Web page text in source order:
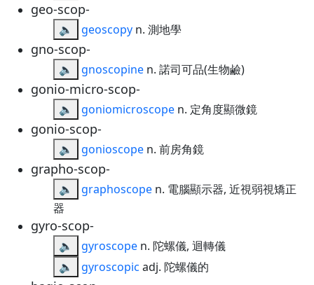
geo-scop-
🔈 geoscopy n. 測地學
gno-scop-
🔈 gnoscopine n. 諾司可品(生物鹼)
gonio-micro-scop-
🔈 goniomicroscope n. 定角度顯微鏡
gonio-scop-
🔈 gonioscope n. 前房角鏡
grapho-scop-
🔈 graphoscope n. 電腦顯示器, 近視弱視矯正
器
gyro-scop-
🔈 gyroscope n. 陀螺儀, 迴轉儀
🔈
gyroscopic adj. 陀螺儀的